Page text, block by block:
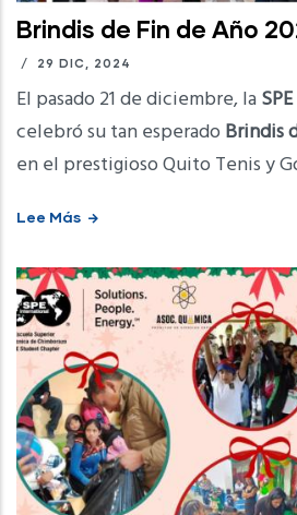
Brindis de Fin de Año
/ 29 DIC, 2024
El pasado 21 de diciembre, la
celebró su tan esperado Brindis
en el prestigioso Quito Tenis y
Lee Más